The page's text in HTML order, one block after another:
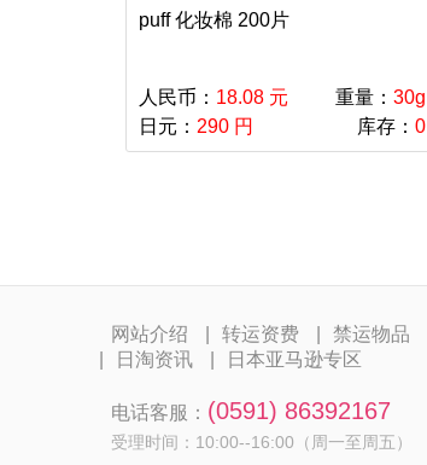
puff 化妆棉 200片
人民币： 18.08 元 重量： 30g
日元： 290 円 库存： 0
网站介绍 转运资费 禁运物品
日淘资讯
日本亚马逊专区
电话客服： (0591) 86392167
受理时间：10:00--16:00（周一至周五）